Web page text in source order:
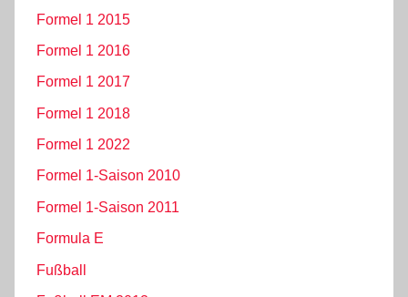
Formel 1 2015
Formel 1 2016
Formel 1 2017
Formel 1 2018
Formel 1 2022
Formel 1-Saison 2010
Formel 1-Saison 2011
Formula E
Fußball